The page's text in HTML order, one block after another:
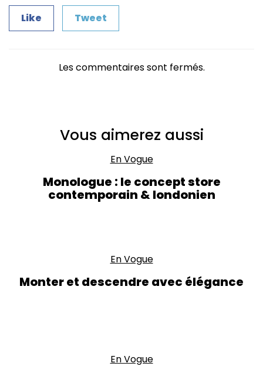
Like Tweet
Les commentaires sont fermés.
Vous aimerez aussi
En Vogue
Monologue : le concept store
contemporain & londonien
En Vogue
Monter et descendre avec élégance
En Vogue